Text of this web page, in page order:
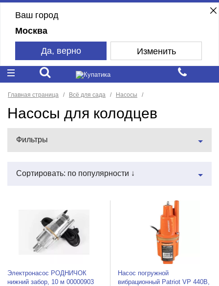
Ваш город
Москва
Да, верно Изменить
Главная страница Всё для сада Насосы
Насосы для колодцев
Фильтры
Сортировать: по популярности ↓
Электронасос РОДНИЧОК
нижний забор, 10 м 00000903
Насос погружной
вибрационный Patriot VP 440В,